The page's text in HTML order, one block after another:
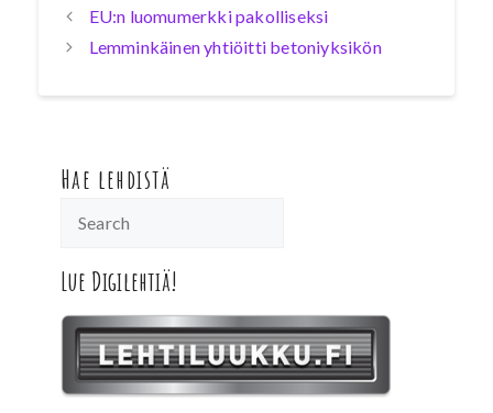
EU:n luomumerkki pakolliseksi
Lemminkäinen yhtiöitti betoniyksikön
Hae lehdistä
Lue Digilehtiä!